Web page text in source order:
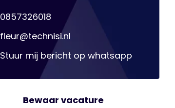
0857326018
fleur@technisi.nl
Stuur mij bericht op whatsapp
Bewaar vacature